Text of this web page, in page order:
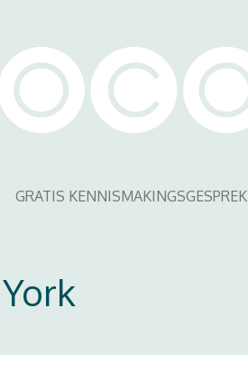
GRATIS KENNISMAKINGSGESPREK